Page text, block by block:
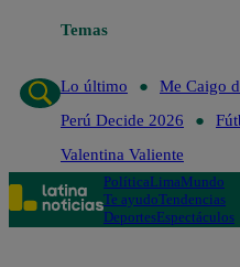
TemasLo último
Lo último
Me Caigo
Perú Decide 2026
Valentina Valiente
PolíticaLimaMundo
Te ayudoTendencias
DeportesEspectáculos